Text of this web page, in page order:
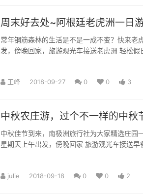
周末好去处~阿根廷老虎洲一日
常年钢筋森林的生活是不是一成不变？快来
发，傍晚回家，旅游观光车接送老虎洲 轻松
王峰 2018-09-27 0 0 3
中秋农庄游，过个不一样的中秋
中秋佳节到来，南极洲旅行社为大家精选庄
星期天上午出发，傍晚回家 旅游观光车接送
julie 2018-09-18 0 0 2